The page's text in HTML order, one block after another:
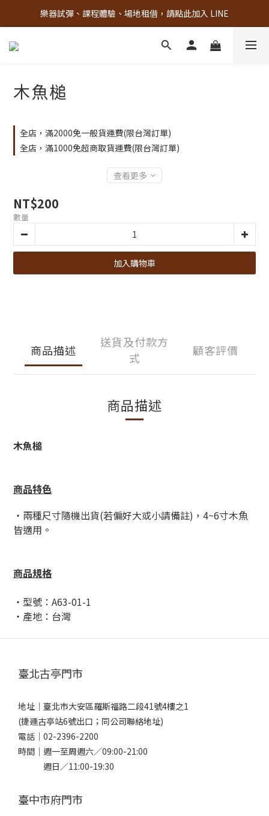
古亭門市 + 先進音樂教室週末假日皆有營業
樂器試彈、課程體驗、場地租借，請點此加入 LINE
古亭門市 + 先進音樂教室週末假日皆有營業
木魚槌
全店，滿2000免一般貨運費(限台灣訂單)
全店，滿1000免超商取貨運費(限台灣訂單)
查看更多
NT$200
數量
加入購物車
商品描述
送貨及付款方
式
顧客評價
商品描述
木魚槌
商品特色
・兩種尺寸隨機出貨(若偏好大或小請備註)，4~6寸木魚
皆適用。
商品規格
・型號：A63-01-1
・產地：台灣
臺北古亭門市
地址｜ 臺北市大安區羅斯福路二段41號4樓之1
(捷運古亭站6號出口；同公司聯絡地址)
電話｜ 02-2396-2200
時間｜週一至周週六／09:00-21:00
週日／11:00-19:30
臺中市府門市